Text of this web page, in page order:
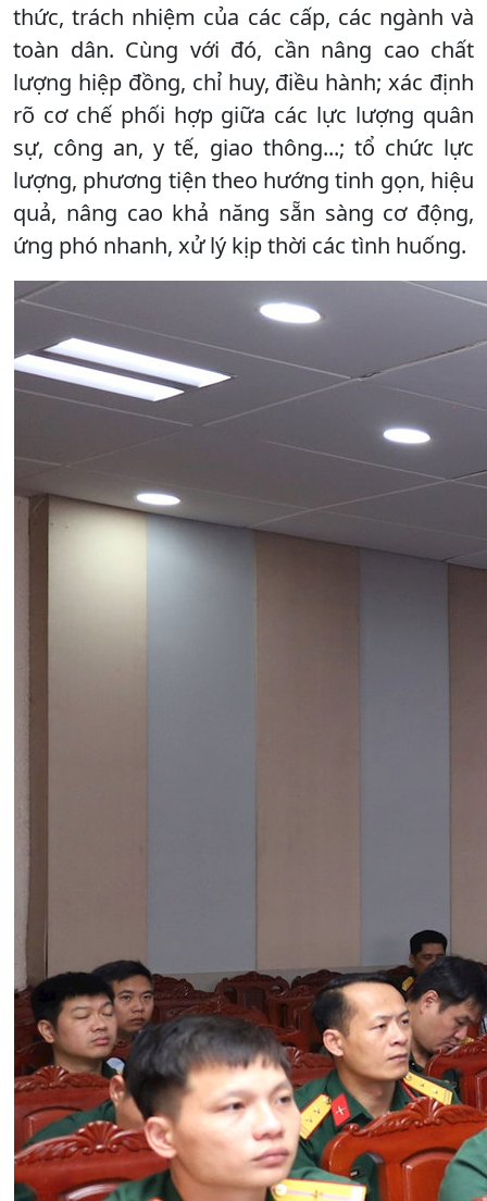
thức, trách nhiệm của các cấp, các ngành và
toàn dân. Cùng với đó, cần nâng cao chất
lượng hiệp đồng, chỉ huy, điều hành; xác định
rõ cơ chế phối hợp giữa các lực lượng quân
sự, công an, y tế, giao thông...; tổ chức lực
lượng, phương tiện theo hướng tinh gọn, hiệu
quả, nâng cao khả năng sẵn sàng cơ động,
ứng phó nhanh, xử lý kịp thời các tình huống.